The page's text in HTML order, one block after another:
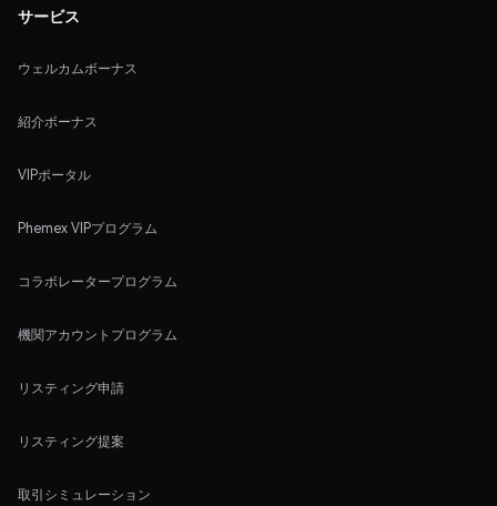
サービス
ウェルカムボーナス
紹介ボーナス
VIPポータル
Phemex VIPプログラム
コラボレータープログラム
機関アカウントプログラム
リスティング申請
リスティング提案
取引シミュレーション